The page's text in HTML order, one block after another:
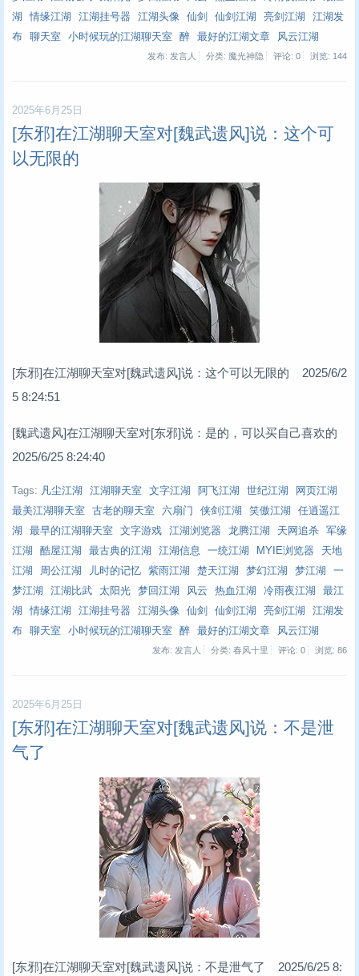
湖
情缘江湖 江湖挂号器 江湖头像 仙剑 仙剑江湖 亮剑江湖
江湖发
布
聊天室 小时候玩的江湖聊天室 醉 最好的江湖文章 风云江湖
发布: 发言人 分类: 魔光神隐 评论: 0 浏览: 144
2025年6月25日
[东邪]在江湖聊天室对[魏武遗风]说：这个可
以无限的
[东邪]在江湖聊天室对[魏武遗风]说：这个可以无限的 2025/6/2
5 8:24:51
[魏武遗风]在江湖聊天室对[东邪]说：是的，可以买自己喜欢的
2025/6/25 8:24:40
Tags: 凡尘江湖 江湖聊天室 文字江湖 阿飞江湖 世纪江湖
网页江湖
最美江湖聊天室
古老的聊天室 六扇门 侠剑江湖 笑傲江湖
任逍遥江
湖
最早的江湖聊天室 文字游戏 江湖浏览器 龙腾江湖 天网追杀
军缘
江湖
酷屋江湖 最古典的江湖 江湖信息 一统江湖 MYIE浏览器
天地
江湖
周公江湖 儿时的记忆 紫雨江湖 楚天江湖 梦幻江湖 梦江湖
一
梦江湖
江湖比武 太阳光 梦回江湖 风云 热血江湖 冷雨夜江湖
最江
湖
情缘江湖 江湖挂号器 江湖头像 仙剑 仙剑江湖 亮剑江湖
江湖发
布
聊天室 小时候玩的江湖聊天室 醉 最好的江湖文章 风云江湖
发布: 发言人 分类: 春风十里 评论: 0 浏览: 86
2025年6月25日
[东邪]在江湖聊天室对[魏武遗风]说：不是泄
气了
[东邪]在江湖聊天室对[魏武遗风]说：不是泄气了 2025/6/25 8: